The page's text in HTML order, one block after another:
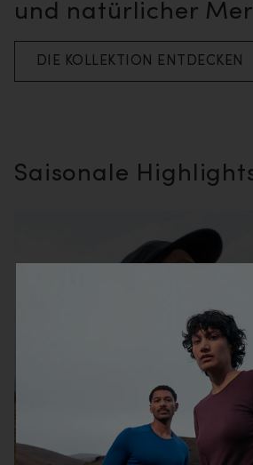
und natürlicher
DIE KOLLEKTION ENTDECKEN
Saisonale